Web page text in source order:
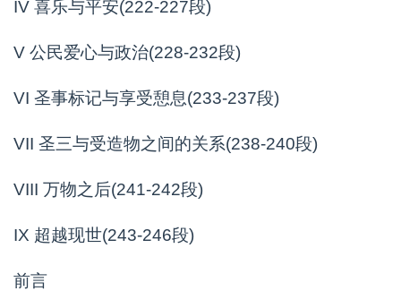
IV 喜乐与平安(222-227段)
V 公民爱心与政治(228-232段)
VI 圣事标记与享受憩息(233-237段)
VII 圣三与受造物之间的关系(238-240段)
VIII 万物之后(241-242段)
IX 超越现世(243-246段)
前言